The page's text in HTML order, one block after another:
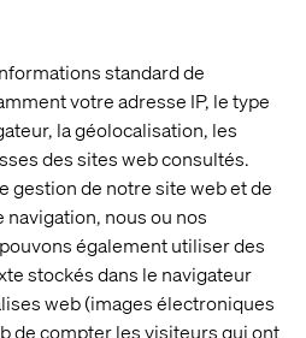
standard de
votre adresse IP, le type
la géolocalisation, les
des sites web consultés.
gestion de notre site web et de
nous ou nos
également utiliser des
stockés dans le navigateur
web (images électroniques
de compter les visiteurs qui ont